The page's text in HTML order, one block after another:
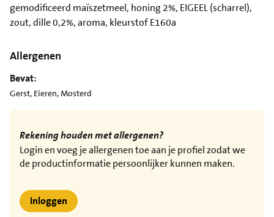
gemodificeerd maïszetmeel, honing 2%, EIGEEL (scharrel),
zout, dille 0,2%, aroma, kleurstof E160a
Allergenen
Bevat:
Gerst, Eieren, Mosterd
Rekening houden met allergenen?
Login en voeg je allergenen toe aan je profiel zodat we
de productinformatie persoonlijker kunnen maken.
Inloggen